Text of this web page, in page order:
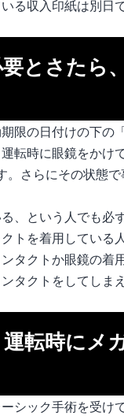
る収入印紙は別
とさたら
の日付けの下の
時に眼鏡をかけ
さらにその状態
、という人でも必
トを着用してい
タクトか眼鏡の着
タクトをしてし
転時にメ
ック手術を受け